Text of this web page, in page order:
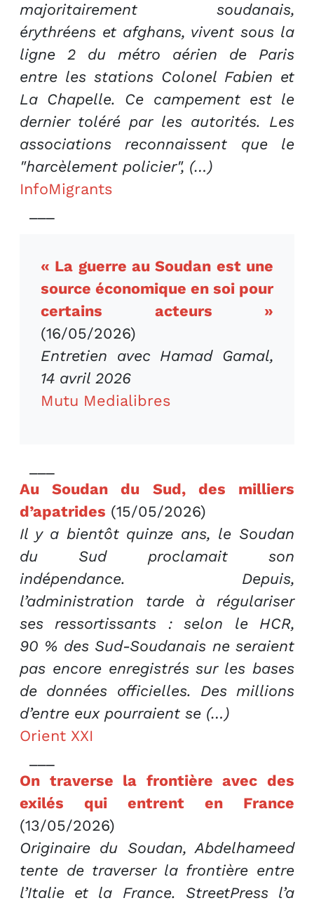
majoritairement soudanais,
érythréens et afghans, vivent sous la
ligne 2 du métro aérien de Paris
entre les stations Colonel Fabien et
La Chapelle. Ce campement est le
dernier toléré par les autorités. Les
associations reconnaissent que le
"harcèlement policier", (…)
InfoMigrants
« La guerre au Soudan est une
source économique en soi pour
certains acteurs »
(16/05/2026)
Entretien avec Hamad Gamal,
14 avril 2026
Mutu Medialibres
Au Soudan du Sud, des milliers
d’apatrides (15/05/2026)
Il y a bientôt quinze ans, le Soudan
du Sud proclamait son
indépendance. Depuis,
l’administration tarde à régulariser
ses ressortissants : selon le HCR,
90 % des Sud-Soudanais ne seraient
pas encore enregistrés sur les bases
de données officielles. Des millions
d’entre eux pourraient se (…)
Orient XXI
On traverse la frontière avec des
exilés qui entrent en France
(13/05/2026)
Originaire du Soudan, Abdelhameed
tente de traverser la frontière entre
l’Italie et la France. StreetPress l’a